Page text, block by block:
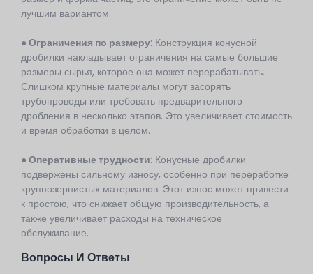
лучшим вариантом.
● Ограничения по размеру: Конструкция конусной
дробилки накладывает ограничения на самые большие
размеры сырья, которое она может перерабатывать.
Слишком крупные материалы могут засорять
трубопроводы или требовать предварительного
дробления в несколько этапов. Это увеличивает стоимость
и время обработки в целом.
● Оперативные трудности: Конусные дробилки
подвержены сильному износу, особенно при переработке
крупнозернистых материалов. Этот износ может привести
к простою, что снижает общую производительность, а
также увеличивает расходы на техническое
обслуживание.
Вопросы И Ответы